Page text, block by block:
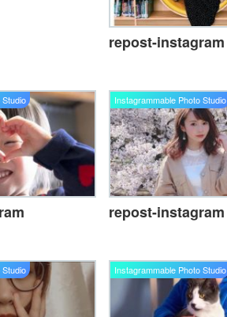
repost-instagram
Instagrammable Photo Studio
repost-instagram
Instagrammable Photo Studio